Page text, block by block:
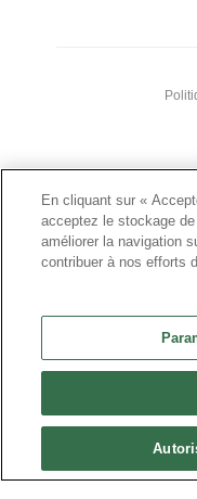
En cliquant sur «
acceptez le stockage
améliorer la navigation
contribuer à nos efforts